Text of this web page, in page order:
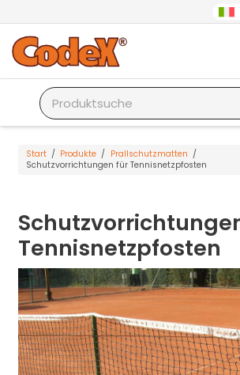
Start / Produkte / Prallschutzmatten /
Schutzvorrichtungen für Tennisnetzpfosten
Tennisnetzpfosten